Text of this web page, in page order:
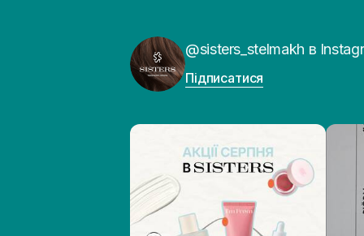
@sisters_stelmakh в
Підписатися